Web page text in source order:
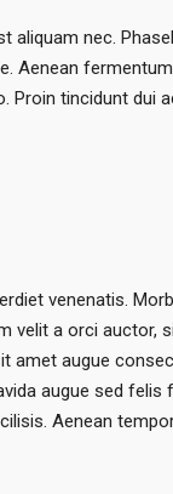
aliquam nec.
Aenean
Proin tincidunt dui
venenatis.
velit a orci auctor,
amet augue
augue sed felis
Aenean